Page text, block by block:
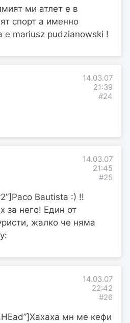
ми атлет е в
спорт а именно
е mariusz pudzianowski !
14.03.07
21:39
#24
14.03.07
21:45
#25
Bautista :) !!
за него! Един от
жалко че няма
14.03.07
22:42
#26
мн ме кефи